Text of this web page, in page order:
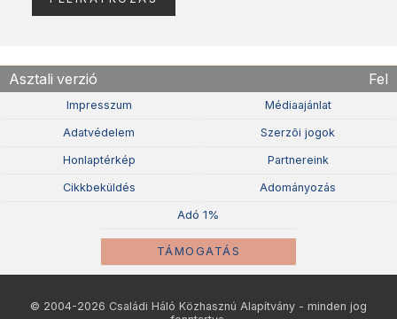
Asztali verzió Fel
Impresszum Médiaajánlat
Adatvédelem Szerzõi jogok
Honlaptérkép Partnereink
Cikkbeküldés Adományozás
Adó 1%
TÁMOGATÁS
© 2004-2026 Családi Háló Közhasznú Alapítvány - minden jog